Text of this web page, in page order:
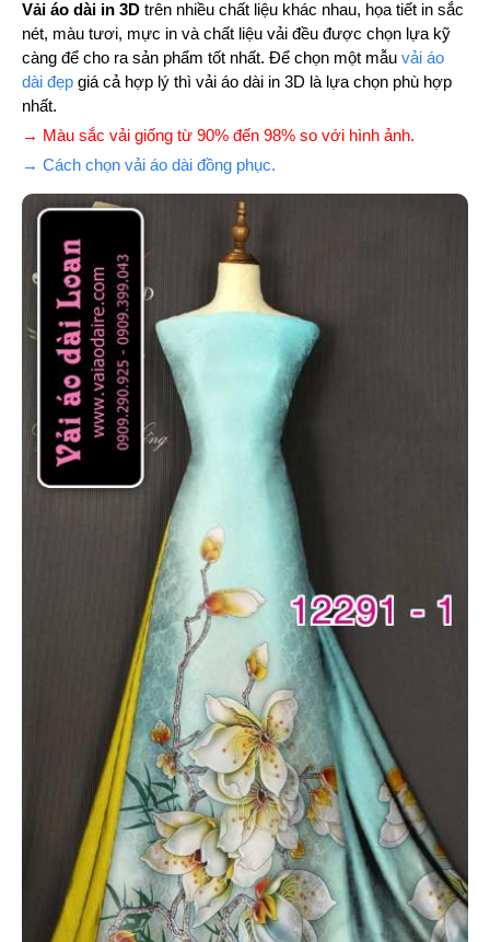
Vải áo dài in 3D trên nhiều chất liệu khác nhau, họa tiết in sắc
nét, màu tươi, mực in và chất liệu vải đều được chọn lựa kỹ
càng để cho ra sản phẩm tốt nhất. Để chọn một mẫu vải áo
dài đẹp giá cả hợp lý thì vải áo dài in 3D là lựa chọn phù hợp
nhất.
→ Màu sắc vải giống từ 90% đến 98% so với hình ảnh.
→ Cách chọn vải áo dài đồng phục.